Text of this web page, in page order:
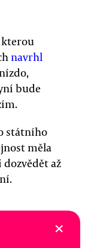
kterou
navrhl
bude
státního
měla
až
×